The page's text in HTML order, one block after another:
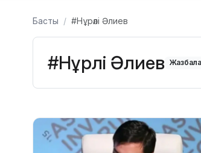
Басты #Нұрәлі Әлиев
#Нұрәлі Әлиев